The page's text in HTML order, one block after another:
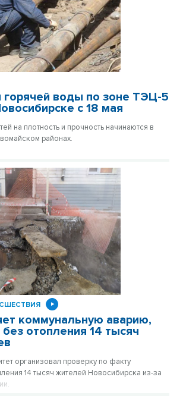
воды по зоне ТЭЦ-5
с 18 мая
на плотность и прочность начинаются в
районах.
коммунальную аварию,
отопления 14 тысяч
организовал проверку по факту
14 тысяч жителей Новосибирска из-за